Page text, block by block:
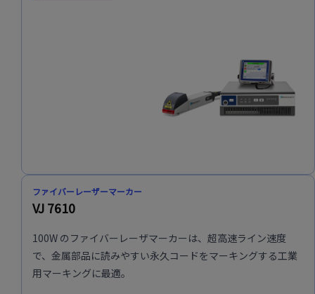
ファイバーレーザーマーカー
VJ 7610
100W のファイバーレーザマーカーは、超高速ライン速度
で、金属部品に読みやすい永久コードをマーキングする工業
用マーキングに最適。